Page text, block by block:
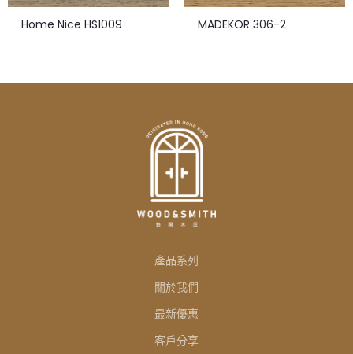
Home Nice HS1009 MADEKOR 306-2
產品系列
關於我們
最新優惠
客戶分享